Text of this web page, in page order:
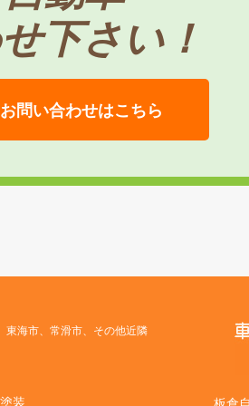
下さい！
お問い合わせはこちら
東海市、常滑市、その他近隣
装 板倉